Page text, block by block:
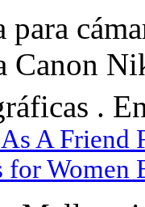
Canon
.
A Friend
for Women